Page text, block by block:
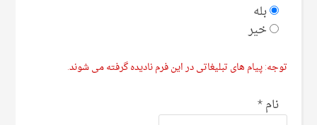
بله
خیر
توجه: پیام های تبلیغاتی در این فرم نادیده گرفته می شوند.
نام*